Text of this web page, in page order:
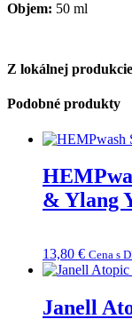
Objem: 50 ml
Z lokálnej
Podobné produkty
& Ylang
13,80 € Cena s
Janell